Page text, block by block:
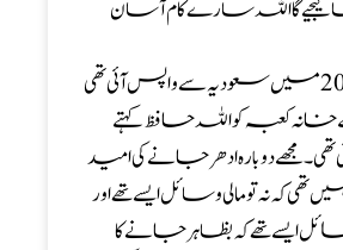
گا اللہ سارے کام آسان
جب میں 2012 میں سعودیہ سے واپس آئی تھی
کعبہ کو اللہ حافظ کہتے
مجھےدوبارہ ادھر جانے کی امید
کہ نہ تو مالی وسائل ایسے تھےاور
ایسے تھےکہ بظاہر جانے کا